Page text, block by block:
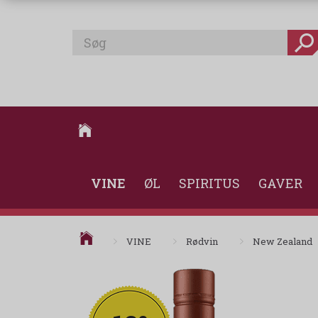
VINE ØL SPIRITUS GAVER
VINE Rødvin New Zealand